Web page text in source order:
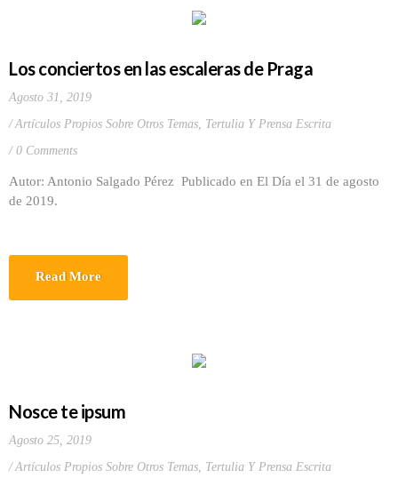
Los conciertos en las escaleras de Praga
Agosto 31, 2019
Artículos Propios Sobre Otros Temas, Tertulia Y Prensa Escrita
0 Comments
Autor: Antonio Salgado Pérez Publicado en El Día el 31 de agosto
de 2019.
Read More
Nosce te ipsum
Agosto 25, 2019
Artículos Propios Sobre Otros Temas, Tertulia Y Prensa Escrita